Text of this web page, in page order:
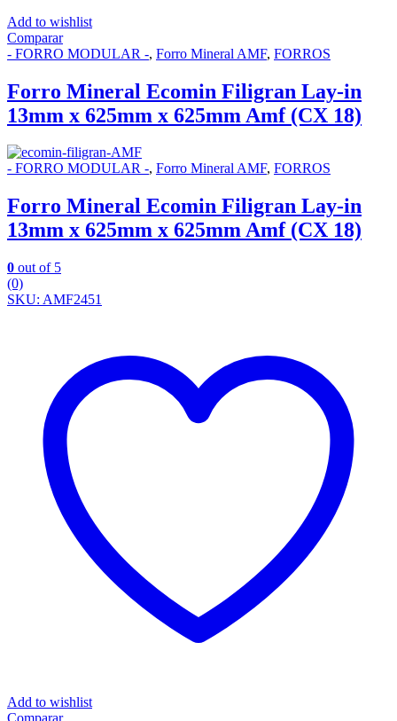
Add to wishlist
Comparar
- FORRO MODULAR -, Forro Mineral AMF, FORROS
Forro Mineral Ecomin Filigran Lay-in
13mm x 625mm x 625mm Amf (CX 18)
- FORRO MODULAR -, Forro Mineral AMF, FORROS
Forro Mineral Ecomin Filigran Lay-in
13mm x 625mm x 625mm Amf (CX 18)
0 out of 5
(0)
SKU: AMF2451
Add to wishlist